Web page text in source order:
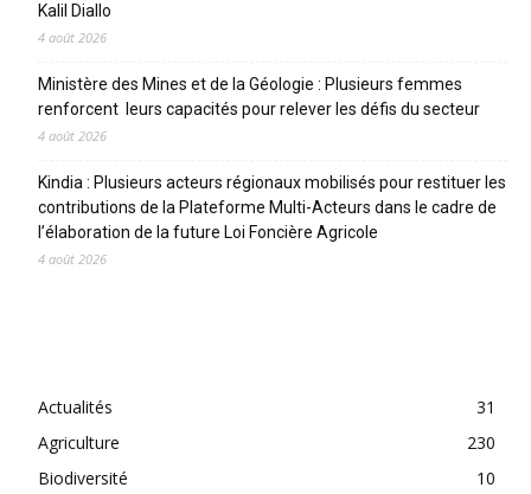
Kalil Diallo
4 août 2026
Ministère des Mines et de la Géologie : Plusieurs femmes
renforcent leurs capacités pour relever les défis du secteur
4 août 2026
Kindia : Plusieurs acteurs régionaux mobilisés pour restituer les
contributions de la Plateforme Multi-Acteurs dans le cadre de
l’élaboration de la future Loi Foncière Agricole
4 août 2026
Actualités
31
Agriculture
230
Biodiversité
10